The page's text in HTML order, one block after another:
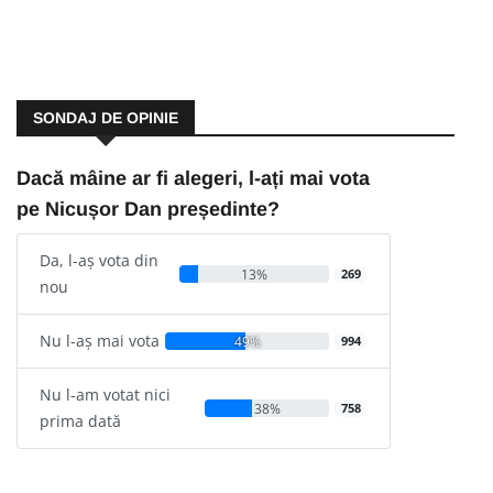
SONDAJ DE OPINIE
Dacă mâine ar fi alegeri, l-ați mai vota
pe Nicușor Dan președinte?
Da, l-aș vota din
nou
13% 269
Nu l-aș mai vota 49% 994
Nu l-am votat nici
prima dată
38% 758